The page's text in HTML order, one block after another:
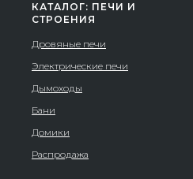
КАТАЛОГ: ПЕЧИ И
СТРОЕНИЯ
Дровяные печи
Электрические печи
Дымоходы
Бани
Домики
Распродажа